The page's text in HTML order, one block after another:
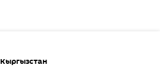
Кыргызстан